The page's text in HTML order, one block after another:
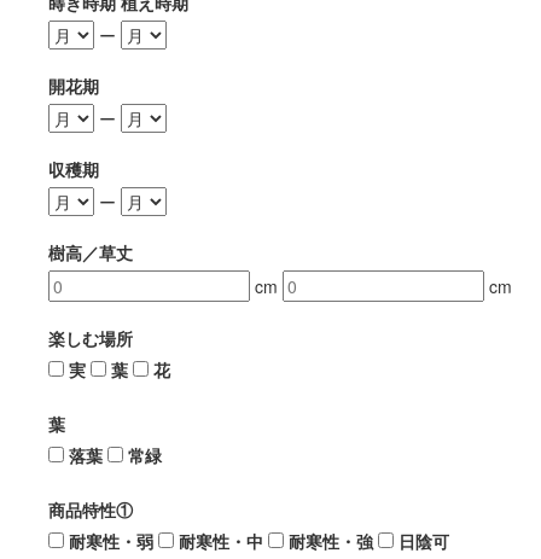
ー
開花期
ー
収穫期
ー
樹高／草丈
cm
cm
楽しむ場所
実
葉 花
葉
落葉
常緑
商品特性①
耐寒性・弱
耐寒性・中 耐寒性・強
日陰可